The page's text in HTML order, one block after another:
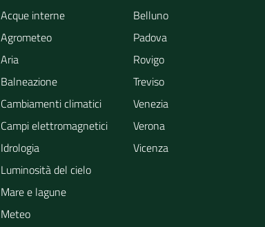
Acque interne
Agrometeo
Aria
Balneazione
Cambiamenti climatici
Campi elettromagnetici
Idrologia
Luminosità del cielo
Mare e lagune
Meteo
Belluno
Padova
Rovigo
Treviso
Venezia
Verona
Vicenza